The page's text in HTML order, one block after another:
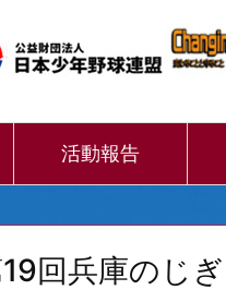
活動報告
回兵庫のじぎ